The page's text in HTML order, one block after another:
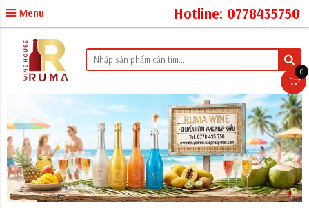
Menu Hotline: 0778435750
0